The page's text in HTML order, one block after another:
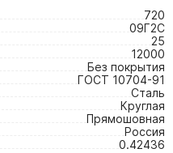
720
09Г2С
25
12000
Без покрытия
ГОСТ 10704-91
Сталь
Круглая
Прямошовная
Россия
0.42436